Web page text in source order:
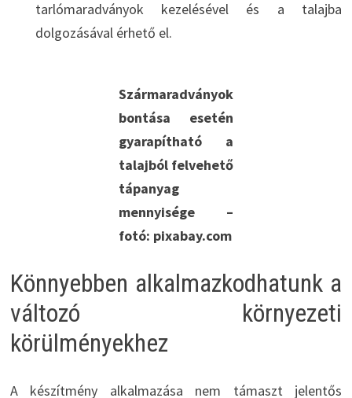
tarlómaradványok kezelésével és a talajba
dolgozásával érhető el.
Szármaradványok
bontása esetén
gyarapítható a
talajból felvehető
tápanyag
mennyisége –
fotó: pixabay.com
Könnyebben alkalmazkodhatunk a
változó környezeti
körülményekhez
A készítmény alkalmazása nem támaszt jelentős